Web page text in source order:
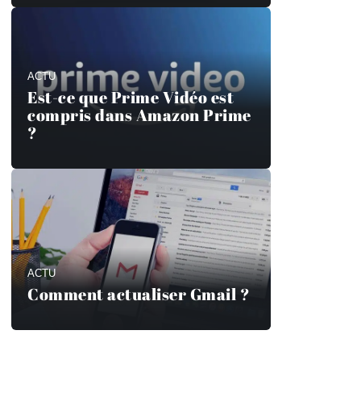
ACTU
Est-ce que Prime Vidéo est
compris dans Amazon Prime
?
ACTU
Comment actualiser Gmail ?